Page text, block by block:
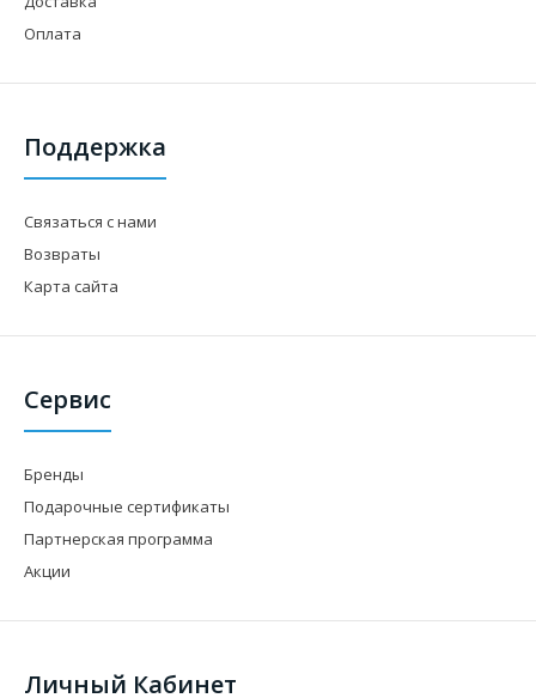
Оплата
Поддержка
Связаться с нами
Возвраты
Карта сайта
Сервис
Бренды
Подарочные сертификаты
Партнерская программа
Акции
Личный Кабинет